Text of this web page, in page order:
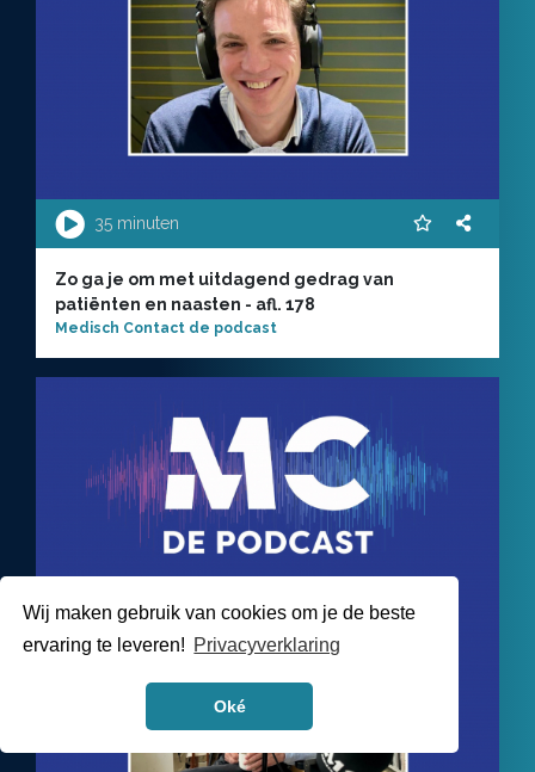
Wij maken gebruik van cookies om je de beste
ervaring te leveren! Privacyverklaring
Oké
35 minuten
Zo ga je om met uitdagend gedrag van
patiënten en naasten - afl. 178
Medisch Contact de podcast